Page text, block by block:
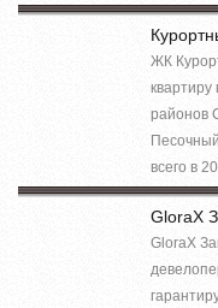
ЖК
районов
всего в
GloraX
GloraX